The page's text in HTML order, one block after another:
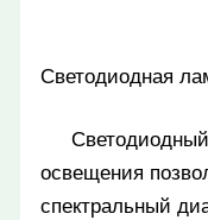
Светодиодная
освещения
спектральный